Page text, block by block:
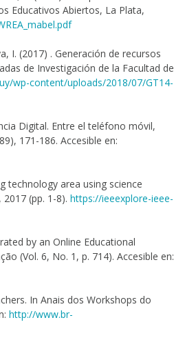
Educativos Abiertos, La Plata,
I. (2017) . Generación de recursos
de Investigación de la Facultad de
wp-content/uploads/2018/07/GT14-
Digital. Entre el teléfono móvil,
171-186. Accesible en:
technology area using science
(pp. 1-8). https://ieeexplore-ieee-
by an Online Educational
(Vol. 6, No. 1, p. 714). Accesible en:
In Anais dos Workshops do
http://www.br-